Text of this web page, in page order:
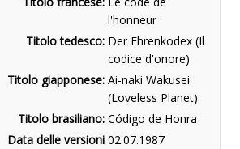
l'honneur
Titolo tedesco: Der Ehrenkodex (Il
codice d'onore)
Titolo giapponese: Ai-naki Wakusei
(Loveless Planet)
Titolo brasiliano: Código de Honra
Data delle versioni 02.07.1987